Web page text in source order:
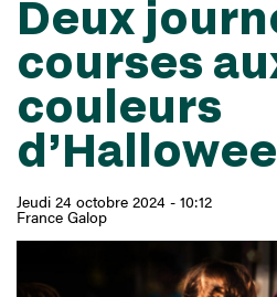
Deux
courses
couleurs
Jeudi 24 octobre 2024 - 10:12
France Galop